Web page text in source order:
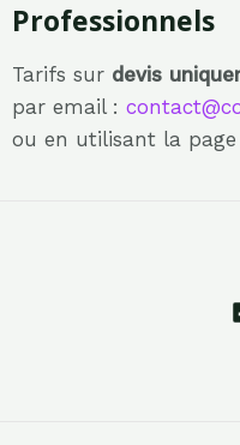
Professionnels
Tarifs sur devis
par email :
ou en utilisant la page